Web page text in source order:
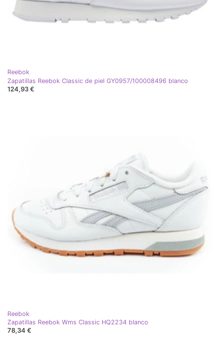
Reebok
Zapatillas Reebok Classic de piel GY0957/100008496 blanco
124,93 €
Reebok
Zapatillas Reebok Wms Classic HQ2234 blanco
78,34 €